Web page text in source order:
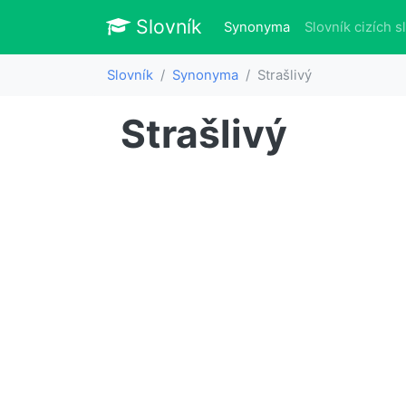
Slovník Slovník
Synonyma(aktuálně)
Slovník cizích
Slovník Synonyma Strašlivý
Strašlivý